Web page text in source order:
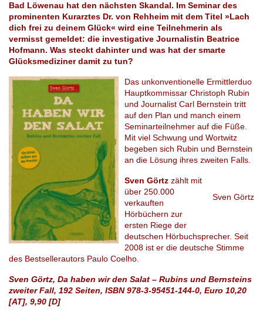
Bad Löwenau hat den nächsten Skandal. Im Seminar des
prominenten Kurarztes Dr. von Rehheim mit dem Titel »Lach
dich frei zu deinem Glück« wird eine Teilnehmerin als
vermisst gemeldet: die investigative Journalistin Beatrice
Hofmann. Was steckt dahinter und was hat der smarte
Glücksmediziner damit zu tun?
Das unkonventionelle Ermittlerduo
Hauptkommissar Christoph Rubin
und Journalist Carl Bernstein tritt
auf den Plan und manch einem
Seminarteilnehmer auf die Füße.
Mit viel Schwung und Wortwitz
begeben sich Rubin und Bernstein
an die Lösung ihres zweiten Falls.
Sven Görtz
Sven Görtz zählt mit
über 250.000
verkauften
Hörbüchern zur
ersten Riege der
deutschen Hörbuchsprecher. Seit
2008 ist er die deutsche Stimme
des Bestsellerautors Paulo Coelho.
Sven Görtz, Da haben wir den Salat – Rubins und Bernsteins
zweiter Fall, 192 Seiten, ISBN 978-3-95451-144-0, Euro 10,20
[AT], 9,90 [D]